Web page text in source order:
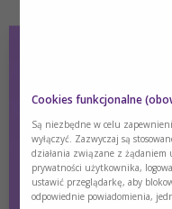
Monitoring - GAL
To maintain good
growth in classical
diet are necessary.
Cookies funkcjonalne
Są niezbędne w celu
wyłączyć. Zazwyczaj są
działania związane z żądaniem
prywatności użytkownika,
ustawić przeglądarkę, aby
odpowiednie powiadomienia,